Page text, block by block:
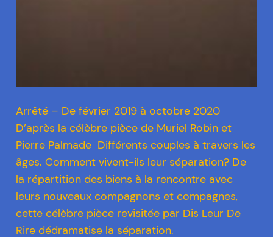
Arrêté – De février 2019 à octobre 2020
D’après la célèbre pièce de Muriel Robin et
Pierre Palmade ​ Différents couples à travers les
âges. Comment vivent-ils leur séparation? De
la répartition des biens à la rencontre avec
leurs nouveaux compagnons et compagnes,
cette célèbre pièce revisitée par Dis Leur De
Rire dédramatise la séparation.